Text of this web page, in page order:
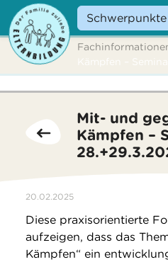
Schwerpunkte
Angebote
News
Suche
Kämpfen –
Mit- und
Kämpfen –
20.02.2025
Diese praxisorientierte
aufzeigen, dass das
Kämpfen“ ein